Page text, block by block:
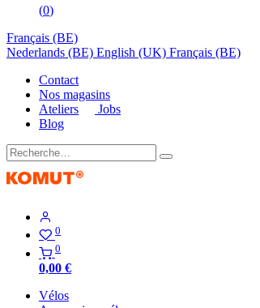
(0)
Français (BE)
Nederlands (BE) English (UK) Français (BE)
Contact
Nos magasins
Ateliers
Jobs
Blog
0
0
0,00 €
Vélos